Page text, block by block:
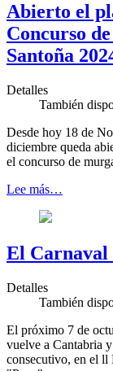
Abierto el
Concurso
Santoña
Detalles
También
Desde hoy 18 de
diciembre queda
el concurso de
Lee más…
El Carnaval
Detalles
También
El próximo 7 de
vuelve a Cantabria
consecutivo, en el